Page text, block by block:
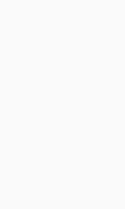
والقنوات الناقلة..
دوري أبطال إفريقيا